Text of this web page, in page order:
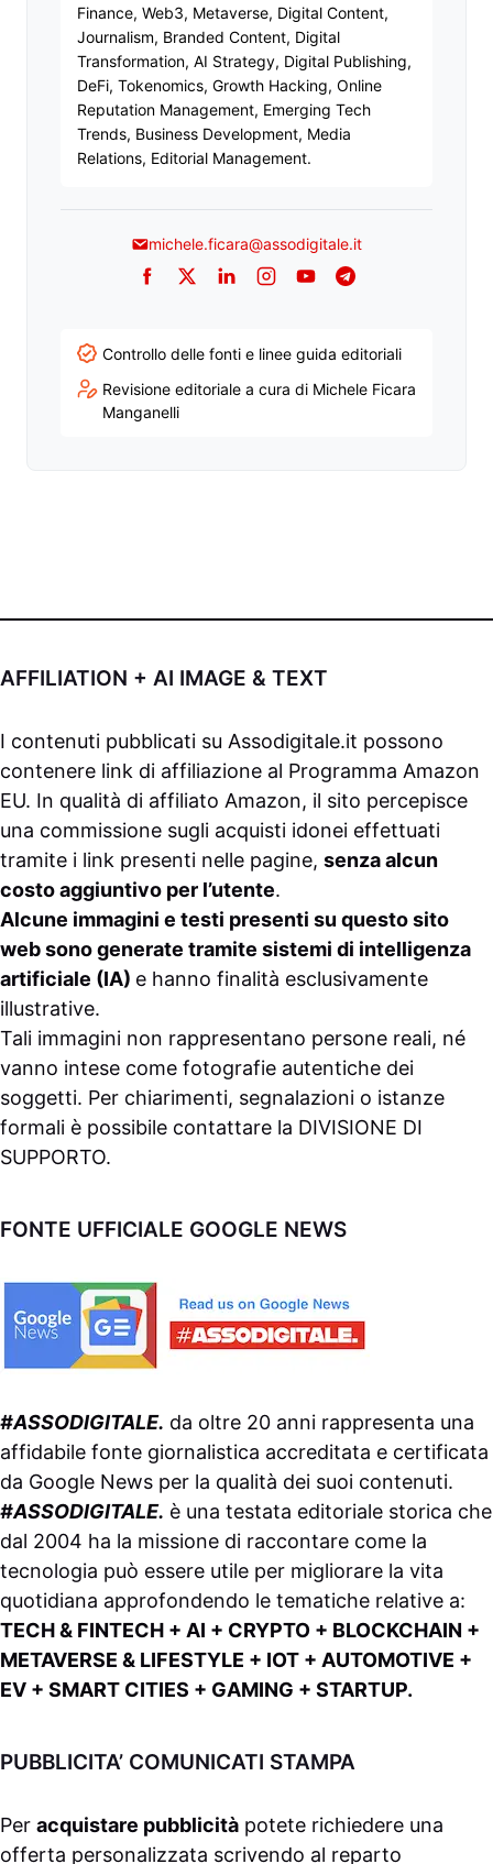
Finance, Web3, Metaverse, Digital Content,
Journalism, Branded Content, Digital
Transformation, AI Strategy, Digital Publishing,
DeFi, Tokenomics, Growth Hacking, Online
Reputation Management, Emerging Tech
Trends, Business Development, Media
Relations, Editorial Management.
michele.ficara@assodigitale.it
Facebook
TwitterLinkedInInstagram
YouTubeTelegram
Controllo delle fonti e linee guida editoriali
Revisione editoriale a cura di Michele Ficara
Manganelli
AFFILIATION + AI IMAGE & TEXT
I contenuti pubblicati su Assodigitale.it possono
contenere link di affiliazione al Programma Amazon
EU. In qualità di affiliato Amazon, il sito percepisce
una commissione sugli acquisti idonei effettuati
tramite i link presenti nelle pagine, senza alcun
costo aggiuntivo per l’utente.
Alcune immagini e testi presenti su questo sito
web sono generate tramite sistemi di intelligenza
artificiale (IA) e hanno finalità esclusivamente
illustrative.
Tali immagini non rappresentano persone reali, né
vanno intese come fotografie autentiche dei
soggetti. Per chiarimenti, segnalazioni o istanze
formali è possibile contattare la DIVISIONE DI
SUPPORTO.
FONTE UFFICIALE GOOGLE NEWS
#ASSODIGITALE. da oltre 20 anni rappresenta una
affidabile fonte giornalistica accreditata e certificata
da Google News per la qualità dei suoi contenuti.
#ASSODIGITALE. è una testata editoriale storica che
dal 2004 ha la missione di raccontare come la
tecnologia può essere utile per migliorare la vita
quotidiana approfondendo le tematiche relative a:
TECH & FINTECH + AI + CRYPTO + BLOCKCHAIN +
METAVERSE & LIFESTYLE + IOT + AUTOMOTIVE +
EV + SMART CITIES + GAMING + STARTUP.
PUBBLICITA’ COMUNICATI STAMPA
Per acquistare pubblicità potete richiedere una
offerta personalizzata scrivendo al reparto